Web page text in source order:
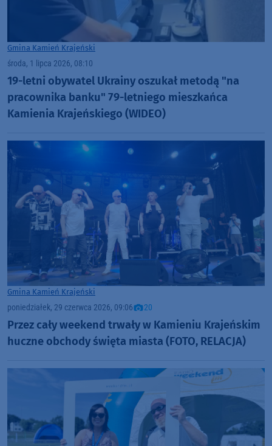
Gmina Kamień Krajeński
środa, 1 lipca 2026, 08:10
19-letni obywatel Ukrainy oszukał metodą "na
pracownika banku" 79-letniego mieszkańca
Kamienia Krajeńskiego (WIDEO)
Gmina Kamień Krajeński
poniedziałek, 29 czerwca 2026, 09:06 20
Przez cały weekend trwały w Kamieniu Krajeńskim
huczne obchody święta miasta (FOTO, RELACJA)